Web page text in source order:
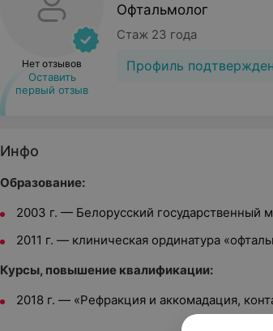
Нет отзывов
Оставить
первый отзыв
Офтальмолог
Стаж 23 года
Профиль подтвержден
Инфо
Образование:
2003 г. — Белорусский государственный
2011 г. — клиническая ординатура
Курсы, повышение квалификации:
2018 г. — «Рефракция и аккомадация,